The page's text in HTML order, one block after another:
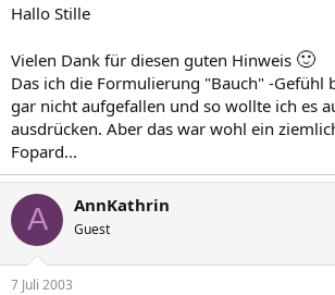
Hallo Stille
Vielen Dank für diesen guten Hinweis 🙂
Das ich die Formulierung "Bauch" -Gefühl
gar nicht aufgefallen und so wollte ich es
ausdrücken. Aber das war wohl ein
Fopard...
A AnnKathrin
Guest
7 Juli 2003